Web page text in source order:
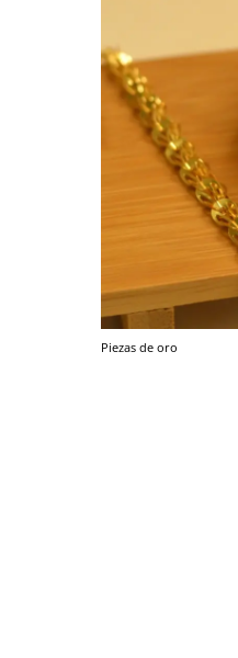
Piezas de oro